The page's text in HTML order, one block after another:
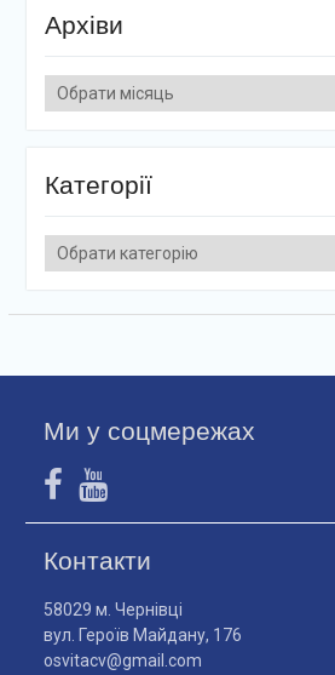
Архіви
Архіви
Категорії
Категорії
Ми у соцмережах
Контакти
58029 м. Чернівці
вул. Героїв Майдану, 176
osvitacv@gmail.com